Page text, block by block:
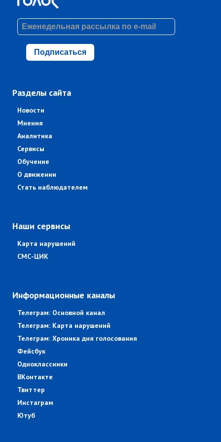
Подписаться
Разделы сайта
Новости
Мнения
Аналитика
Сервисы
Обучение
О движении
Стать наблюдателем
Наши сервисы
Карта нарушений
СМС-ЦИК
Информационные каналы
Телеграм: Основной канал
Телеграм: Карта нарушений
Телеграм: Хроника дня голосования
Фейсбук
Одноклассники
ВКонтакте
Твиттер
Инстаграм
Ютуб